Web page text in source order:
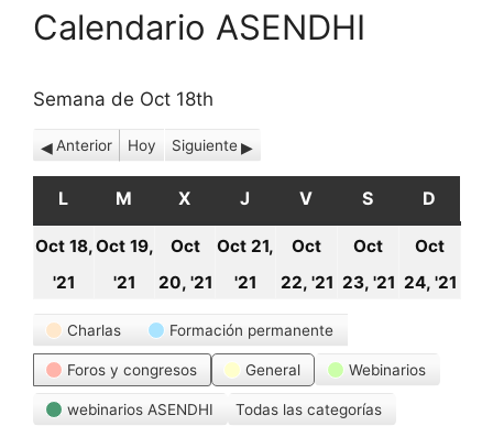
Calendario ASENDHI
Semana de Oct 18th
Anterior Hoy Siguiente
L LUNES
M MARTES
X MIÉRCOLES
J JUEVES
V VIERNES
S SÁBADO
D
Oct 18,
'21
octubre,
2021
Oct 19,
'21
19
octubre,
2021
Oct
20, '21
20
octubre,
2021
Oct 21,
'21
21
octubre,
2021
Oct
22, '21 22
octubre,
2021
Oct
23, '21 23
2021
Oct
24, '21
Categorías
Charlas Formación permanente
Foros y congresos General Webinarios
webinarios ASENDHI Todas las categorías